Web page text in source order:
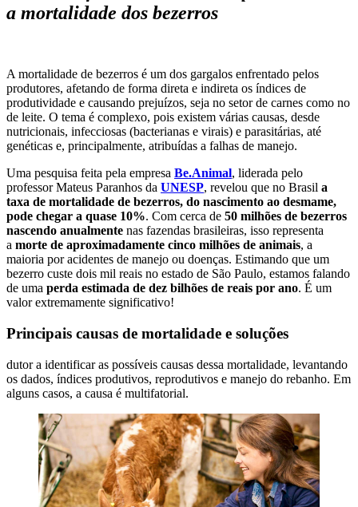
a mortalidade dos bezerros
A mortalidade de bezerros é um dos gargalos enfrentado pelos
produtores, afetando de forma direta e indireta os índices de
produtividade e causando prejuízos, seja no setor de carnes como no
de leite. O tema é complexo, pois existem várias causas, desde
nutricionais, infecciosas (bacterianas e virais) e parasitárias, até
genéticas e, principalmente, atribuídas a falhas de manejo.
Uma pesquisa feita pela empresa Be.Animal, liderada pelo
professor Mateus Paranhos da UNESP, revelou que no Brasil a
taxa de mortalidade de bezerros, do nascimento ao desmame,
pode chegar a quase 10%. Com cerca de 50 milhões de bezerros
nascendo anualmente nas fazendas brasileiras, isso representa
a morte de aproximadamente cinco milhões de animais, a
maioria por acidentes de manejo ou doenças. Estimando que um
bezerro custe dois mil reais no estado de São Paulo, estamos falando
de uma perda estimada de dez bilhões de reais por ano. É um
valor extremamente significativo!
Principais causas de mortalidade e soluções
dutor a identificar as possíveis causas dessa mortalidade, levantando
os dados, índices produtivos, reprodutivos e manejo do rebanho. Em
alguns casos, a causa é multifatorial.